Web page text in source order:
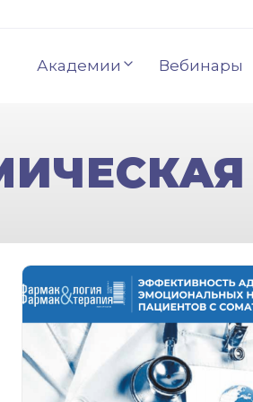
Академии Вебинары